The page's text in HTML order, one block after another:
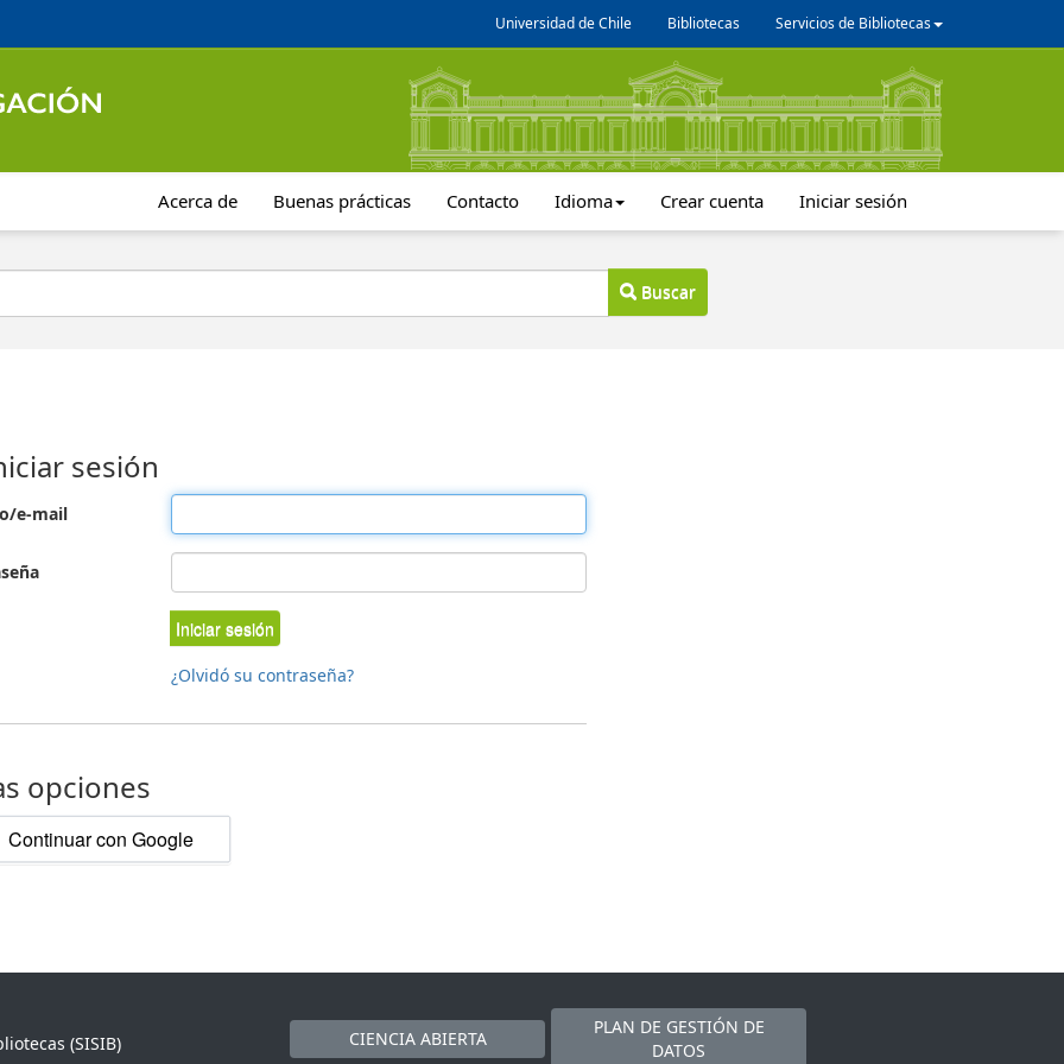
Universidad de Chile Bibliotecas Servicios de Bibliotecas
Acerca de Buenas prácticas Contacto Idioma Crear cuenta Iniciar sesión
Buscar
sesión
e-mail
Iniciar sesión
¿Olvidó su contraseña?
opciones
Continuar con Google
(SISIB)
CIENCIA ABIERTA
PLAN DE GESTIÓN DE
DATOS